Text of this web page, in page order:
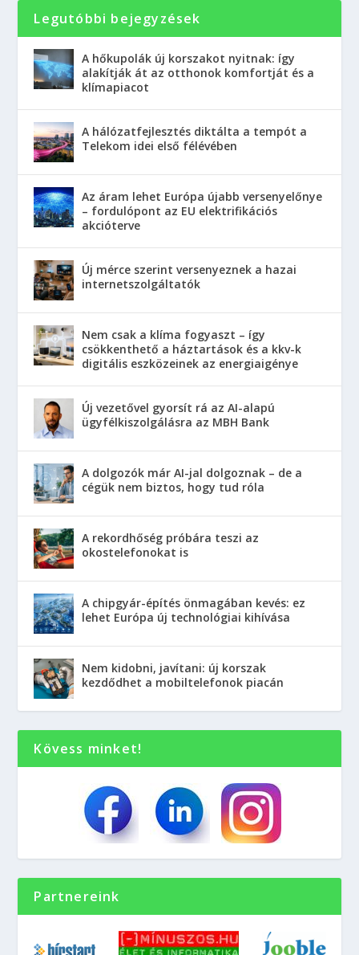
Legutóbbi bejegyzések
A hőkupolák új korszakot nyitnak: így
alakítják át az otthonok komfortját és a
klímapiacot
A hálózatfejlesztés diktálta a tempót a
Telekom idei első félévében
Az áram lehet Európa újabb versenyelőnye
– fordulópont az EU elektrifikációs
akcióterve
Új mérce szerint versenyeznek a hazai
internetszolgáltatók
Nem csak a klíma fogyaszt – így
csökkenthető a háztartások és a kkv-k
digitális eszközeinek az energiaigénye
Új vezetővel gyorsít rá az AI-alapú
ügyfélkiszolgálásra az MBH Bank
A dolgozók már AI-jal dolgoznak – de a
cégük nem biztos, hogy tud róla
A rekordhőség próbára teszi az
okostelefonokat is
A chipgyár-építés önmagában kevés: ez
lehet Európa új technológiai kihívása
Nem kidobni, javítani: új korszak
kezdődhet a mobiltelefonok piacán
Kövess minket!
Partnereink